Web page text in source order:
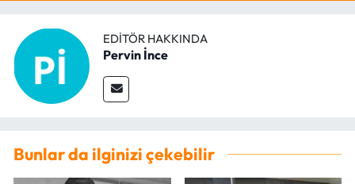
EDITÖR HAKKINDA
Pervin İnce
Bunlar da ilginizi çekebilir